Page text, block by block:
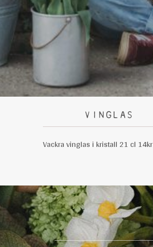
VINGLAS
Vackra vinglas i kristall 21 cl 14kr